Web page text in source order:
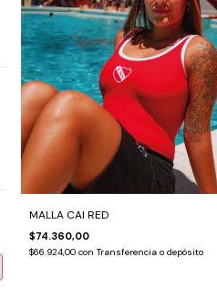
MALLA CAI RED
$74.360,00
$66.924,00 con Transferencia o depósito